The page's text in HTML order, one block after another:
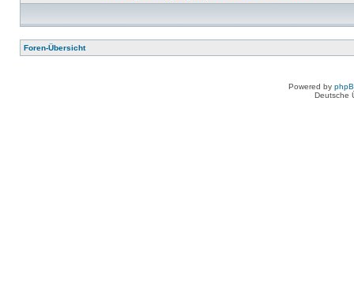
Foren-Übersicht
Powered by
Deutsche